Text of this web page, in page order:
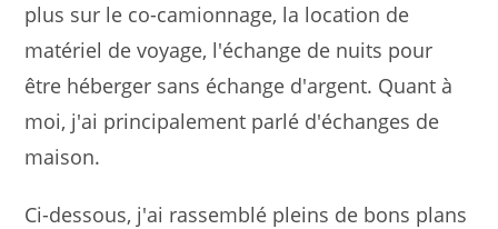
plus sur le co-camionnage, la location de
matériel de voyage, l'échange de nuits pour
être héberger sans échange d'argent. Quant à
moi, j'ai principalement parlé d'échanges de
maison.
Ci-dessous, j'ai rassemblé pleins de bons plans